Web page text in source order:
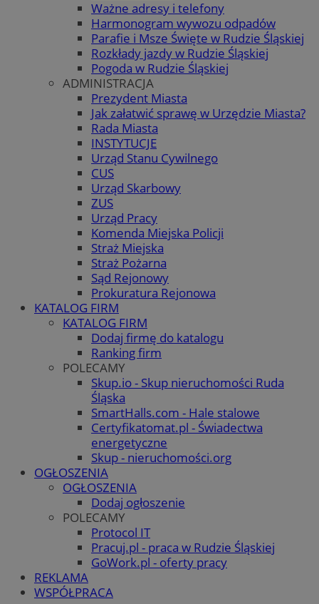
Ważne adresy i telefony
Harmonogram wywozu odpadów
Parafie i Msze Święte w Rudzie Śląskiej
Rozkłady jazdy w Rudzie Śląskiej
Pogoda w Rudzie Śląskiej
ADMINISTRACJA
Prezydent Miasta
Jak załatwić sprawę w Urzędzie Miasta?
Rada Miasta
INSTYTUCJE
Urząd Stanu Cywilnego
CUS
Urząd Skarbowy
ZUS
Urząd Pracy
Komenda Miejska Policji
Straż Miejska
Straż Pożarna
Sąd Rejonowy
Prokuratura Rejonowa
KATALOG FIRM
KATALOG FIRM
Dodaj firmę do katalogu
Ranking firm
POLECAMY
Skup.io - Skup nieruchomości Ruda
Śląska
SmartHalls.com - Hale stalowe
Certyfikatomat.pl - Świadectwa
energetyczne
Skup - nieruchomości.org
OGŁOSZENIA
OGŁOSZENIA
Dodaj ogłoszenie
POLECAMY
Protocol IT
Pracuj.pl - praca w Rudzie Śląskiej
GoWork.pl - oferty pracy
REKLAMA
WSPÓŁPRACA